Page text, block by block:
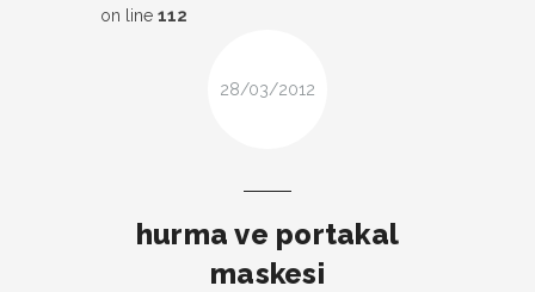
on line 112
28/03/2012
hurma ve portakal
maskesi